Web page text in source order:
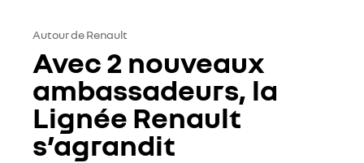
Autour de Renault
Innovations
Financement
Autour de Renault
Avec 2 nouveaux
ambassadeurs, la
Lignée Renault
s’agrandit